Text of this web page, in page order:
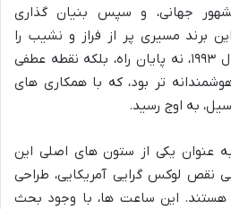
جهانی، و سپس بنیان گذاری
برند مسیری پر از فراز و نشیب را
پیموده است. ورشکستگی سال ۱۹۹۳، نه پایان راه، بلکه نقطه عطفی
تر بود، که با همکاری های
به اوج رسید.
عنوان یکی از ستون های اصلی این
بی نقص لوکس گرایی آمریکایی، طراحی
هستند. این ساعت ها، با وجود بحث